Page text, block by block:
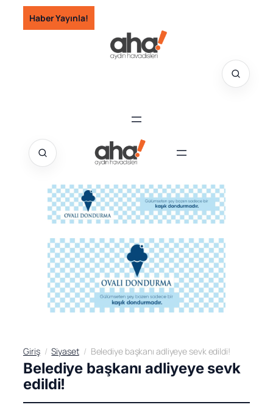
İçeriğe
geç
Haber Yayınla!
Giriş Siyaset Belediye başkanı adliyeye sevk edildi!
Belediye başkanı adliyeye sevk
edildi!